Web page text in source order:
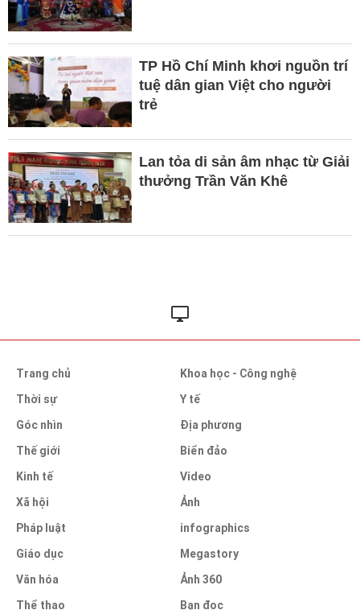
TP Hồ Chí Minh khơi nguồn trí
tuệ dân gian Việt cho người
trẻ
Lan tỏa di sản âm nhạc từ Giải
thưởng Trần Văn Khê
Trang chủ
Thời sự
Góc nhìn
Thế giới
Kinh tế
Xã hội
Pháp luật
Giáo dục
Văn hóa
Thể thao
Khoa học - Công nghệ
Y tế
Địa phương
Biển đảo
Video
Ảnh
infographics
Megastory
Ảnh 360
Bạn đọc